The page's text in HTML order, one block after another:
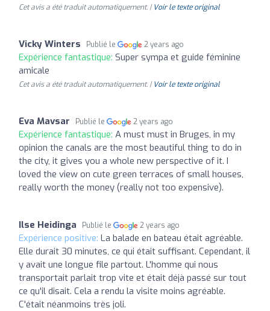
Cet avis a été traduit automatiquement. | Voir le texte original
Vicky Winters Publié le 2 years ago
Expérience fantastique: Super sympa et guide féminine
amicale
Cet avis a été traduit automatiquement. | Voir le texte original
Eva Mavsar Publié le 2 years ago
Expérience fantastique: A must must in Bruges, in my
opinion the canals are the most beautiful thing to do in
the city, it gives you a whole new perspective of it. I
loved the view on cute green terraces of small houses,
really worth the money (really not too expensive).
Ilse Heidinga Publié le 2 years ago
Expérience positive: La balade en bateau était agréable.
Elle durait 30 minutes, ce qui était suffisant. Cependant, il
y avait une longue file partout. L'homme qui nous
transportait parlait trop vite et était déjà passé sur tout
ce qu'il disait. Cela a rendu la visite moins agréable.
C'était néanmoins très joli.